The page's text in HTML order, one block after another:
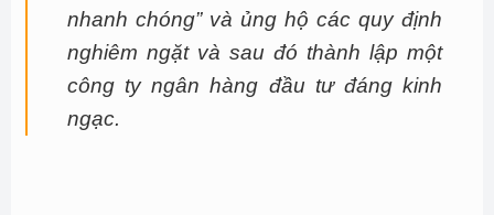
nhanh chóng” và ủng hộ các quy định
nghiêm ngặt và sau đó thành lập một
công ty ngân hàng đầu tư đáng kinh
ngạc.